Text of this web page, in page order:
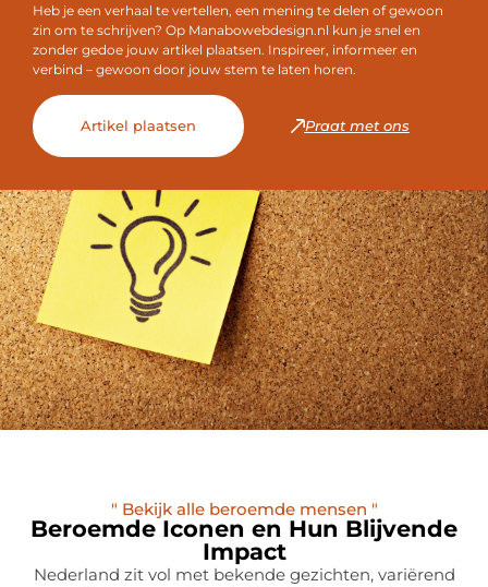
Heb je een verhaal te vertellen, een mening te delen of gewoon
zin om te schrijven? Op Manabowebdesign.nl kun je snel en
zonder gedoe jouw artikel plaatsen. Inspireer, informeer en
verbind – gewoon door jouw stem te laten horen.
Artikel plaatsen Praat met ons
" Bekijk alle beroemde mensen "
Beroemde Iconen en Hun Blijvende
Impact
Nederland zit vol met bekende gezichten, variërend